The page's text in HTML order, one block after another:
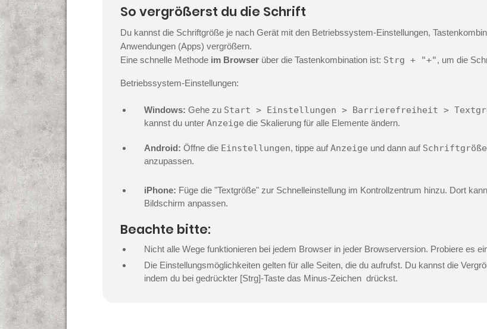
So vergrößerst du die Schrift
Du kannst die Schriftgröße je nach Gerät mit den Betriebssystem-Einstellungen,
Anwendungen (Apps) vergrößern.
Eine schnelle Methode im Browser über die Tastenkombination ist: Strg + "+", um die
Betriebssystem-Einstellungen:
Windows: Gehe zu Start > Einstellungen > Barrierefreiheit >
kannst du unter Anzeige die Skalierung für alle Elemente ändern.
Android: Öffne die Einstellungen, tippe aufAnzeige und dann auf Schriftgröße
anzupassen.
iPhone: Füge die "Textgröße" zur Schnelleinstellung im Kontrollzentrum hinzu. Dort
Bildschirm anpassen.
Beachte bitte:
Nicht alle Wege funktionieren bei jedem Browser in jeder Browserversion. Probiere es
Die Einstellungsmöglichkeiten gelten für alle Seiten, die du aufrufst. Du kannst die
indem du bei gedrückter [Strg]-Taste das Minus-Zeichen ­ drückst.